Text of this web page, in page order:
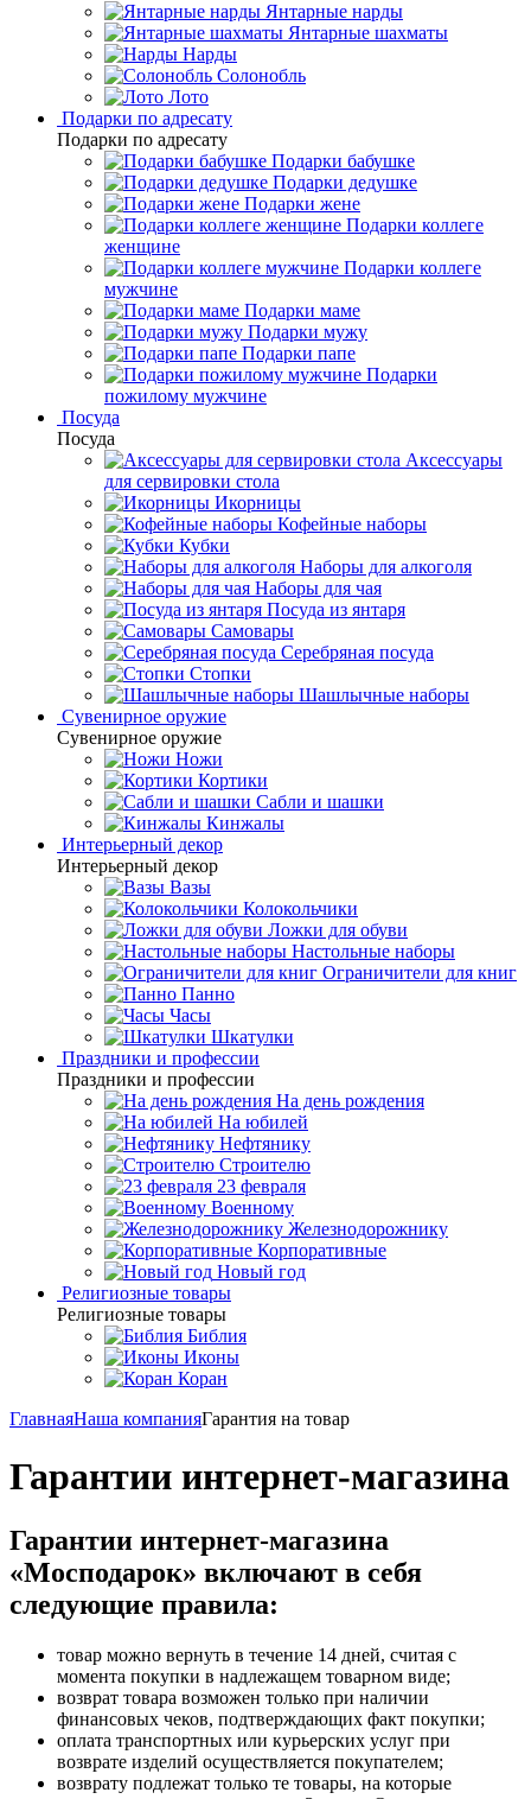
Янтарные нарды
Янтарные шахматы
Нарды
Солонобль
Лото
Подарки по адресату
Подарки по адресату
Подарки бабушке
Подарки дедушке
Подарки жене
Подарки коллеге
женщине
Подарки коллеге
мужчине
Подарки маме
Подарки мужу
Подарки папе
Подарки
пожилому мужчине
Посуда
Посуда
Аксессуары
для сервировки стола
Икорницы
Кофейные наборы
Кубки
Наборы для алкоголя
Наборы для чая
Посуда из янтаря
Самовары
Серебряная посуда
Стопки
Шашлычные наборы
Сувенирное оружие
Сувенирное оружие
Ножи
Кортики
Сабли и шашки
Кинжалы
Интерьерный декор
Интерьерный декор
Вазы
Колокольчики
Ложки для обуви
Настольные наборы
Ограничители для книг
Панно
Часы
Шкатулки
Праздники и профессии
Праздники и профессии
На день рождения
На юбилей
Нефтянику
Строителю
23 февраля
Военному
Железнодорожнику
Корпоративные
Новый год
Религиозные товары
Религиозные товары
Библия
Иконы
Коран
ГлавнаяНаша компанияГарантия на товар
Гарантии интернет-магазина
Гарантии интернет-магазина
«Мосподарок» включают в себя
следующие правила:
товар можно вернуть в течение 14 дней, считая с
момента покупки в надлежащем товарном виде;
возврат товара возможен только при наличии
финансовых чеков, подтверждающих факт покупки;
оплата транспортных или курьерских услуг при
возврате изделий осуществляется покупателем;
возврату подлежат только те товары, на которые